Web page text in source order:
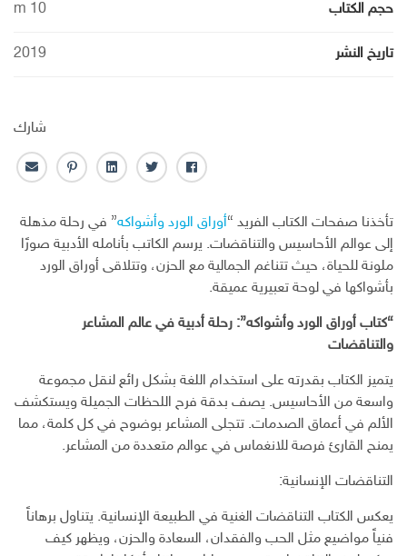
حجم الكتاب 10 m
تاريخ النشر 2019
شارك
ف
ي
س
ب
و
ت
ر
ل
ن
ـ
د
ب
ت
س
ت
ا
ب
ي
ر
و
تأخذنا صفحات الكتاب الفريد “أوراق الورد وأشواكه” في رحلة مذهلة
إلى عوالم الأحاسيس والتناقضات. يرسم الكاتب بأنامله الأدبية صورًا
ملونة للحياة، حيث تتناغم الجمالية مع الحزن، وتتلاقى أوراق الورد
بأشواكها في لوحة تعبيرية عميقة.
“كتاب أوراق الورد وأشواكه”: رحلة أدبية في عالم المشاعر
والتناقضات
يتميز الكتاب بقدرته على استخدام اللغة بشكل رائع لنقل مجموعة
واسعة من الأحاسيس. يصف بدقة فرح اللحظات الجميلة ويستكشف
الألم في أعماق الصدمات. تتجلى المشاعر بوضوح في كل كلمة، مما
يمنح القارئ فرصة للانغماس في عوالم متعددة من المشاعر.
التناقضات الإنسانية:
يعكس الكتاب التناقضات الغنية في الطبيعة الإنسانية. يتناول برهاناً
فنياً مواضيع مثل الحب والفقدان، السعادة والحزن، ويظهر كيف